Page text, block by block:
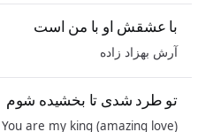
با عشقش او با من است
آرش بهزاد زاده
تو طرد شدی تا بخشیده شوم
You are my king (amazing love)